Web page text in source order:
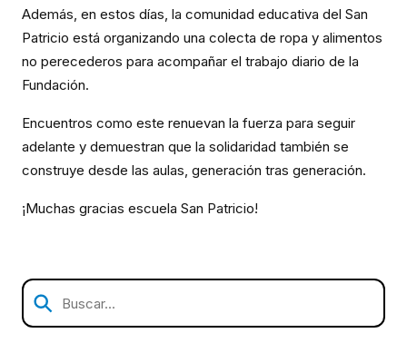
Además, en estos días, la comunidad educativa del San
Patricio está organizando una colecta de ropa y alimentos
no perecederos para acompañar el trabajo diario de la
Fundación.
Encuentros como este renuevan la fuerza para seguir
adelante y demuestran que la solidaridad también se
construye desde las aulas, generación tras generación.
¡Muchas gracias escuela San Patricio!